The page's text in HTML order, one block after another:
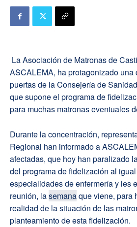
La Asociación de Matronas de
ASCALEMA, ha protagonizado una
puertas de la Consejería de
que supone el programa de
para muchas matronas eventuales
Durante la concentración,
Regional han informado a
afectadas, que hoy han paralizado
del programa de fidelización al
especialidades de enfermería y les
reunión, lasemanaque viene, para
realidad de la situación de las
planteamiento de esta fidelización.